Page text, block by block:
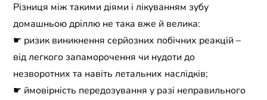
Різниця між такими діями і лікуванням зубу
домашньою дріллю не така вже й велика:
☛ ризик виникнення серйозних побічних реакцій –
від легкого запаморочення чи нудоти до
незворотних та навіть летальних наслідків;
☛ ймовірність передозування у разі неправильного